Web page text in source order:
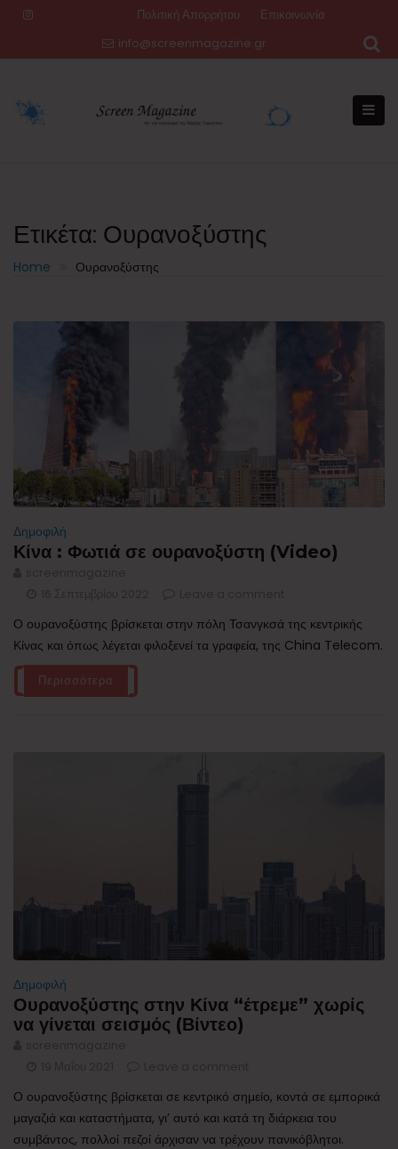
Πολιτική Απορρήτου
Επικοινωνία
info@screenmagazine.gr
Ετικέτα: Ουρανοξύστης
Home Ουρανοξύστης
Δημοφιλή
Κίνα : Φωτιά σε ουρανοξύστη (Video)
Ο ουρανοξύστης βρίσκεται στην πόλη Τσανγκσά της κεντρικής
Κίνας και όπως λέγεται φιλοξενεί τα γραφεία, της China Telecom.
Περισσότερα
Δημοφιλή
Ουρανοξύστης στην Κίνα “έτρεμε” χωρίς
να γίνεται σεισμός (Βίντεο)
Ο ουρανοξύστης βρίσκεται σε κεντρικό σημείο, κοντά σε εμπορικά
μαγαζιά και καταστήματα, γι’ αυτό και κατά τη διάρκεια του
συμβάντος, πολλοί πεζοί άρχισαν να τρέχουν πανικόβλητοι.